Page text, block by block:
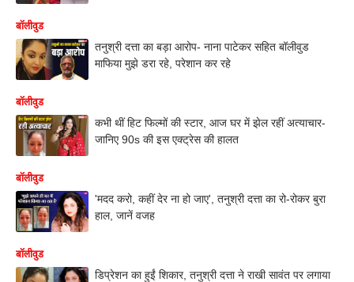
बॉलीवुड
तनुश्री दत्ता का बड़ा आरोप- नाना पाटेकर सहित बॉलीवुड
माफिया मुझे डरा रहे, परेशान कर रहे
बॉलीवुड
कभी थीं हिट फिल्मों की स्टार, आज घर में झेल रहीं अत्याचार-
जानिए 90s की इस एक्ट्रेस की हालत
बॉलीवुड
'मदद करो, कहीं देर ना हो जाए', तनुश्री दत्ता का रो-रोकर बुरा
हाल, जानें वजह
बॉलीवुड
डिप्रेशन का हुईं शिकार, तनुश्री दत्ता ने राखी सावंत पर लगाया